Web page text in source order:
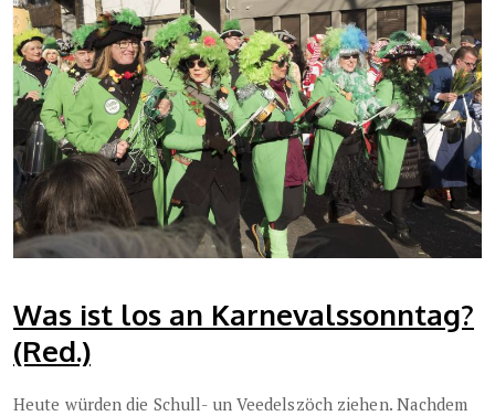
Was ist los an Karnevalssonntag?
(Red.)
Heute würden die Schull- un Veedelszöch ziehen. Nachdem